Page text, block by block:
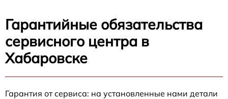
Гарантийные обязательства
сервисного центра в
Хабаровске
Гарантия от сервиса: на установленные нами детали